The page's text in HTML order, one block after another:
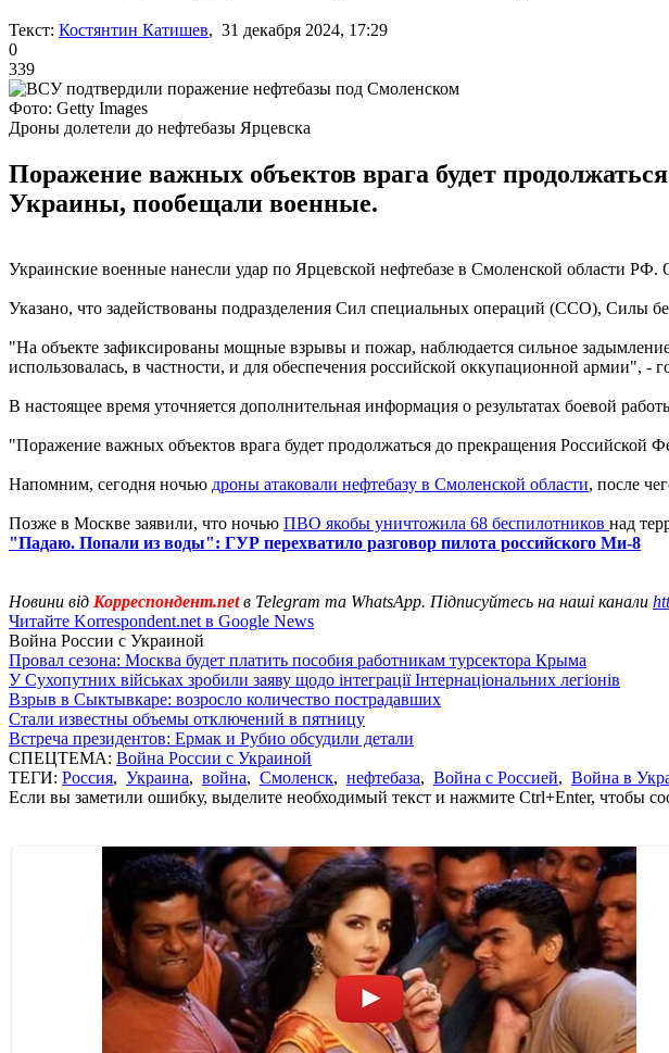
Текст: Костянтин Катишев, 31 декабря 2024, 17:29
0
339
Фото: Getty Images
Дроны долетели до нефтебазы Ярцевска
Поражение важных объектов врага будет
Украины, пообещали военные.
Украинские военные нанесли удар по Ярцевской нефтебазе в Смоленской области РФ.
Указано, что задействованы подразделения Сил специальных операций (ССО), Силы
"На объекте зафиксированы мощные взрывы и пожар, наблюдается сильное
использовалась, в частности, и для обеспечения российской оккупационной армии", -
В настоящее время уточняется дополнительная информация о результатах боевой
"Поражение важных объектов врага будет продолжаться до прекращения
Напомним, сегодня ночью дроны атаковали нефтебазу в Смоленской области, после
Позже в Москве заявили, что ночью ПВО якобы уничтожила 68 беспилотников над
"Падаю. Попали из воды": ГУР перехватило разговор пилота российского Ми-8
Новини від Корреспондент.netв Telegram та WhatsApp. Підписуйтесь на наші канали
Читайте Korrespondent.net в Google News
Война России с Украиной
Провал сезона: Москва будет платить пособия работникам турсектора Крыма
У Сухопутних військах зробили заяву щодо інтеграції Інтернаціональних легіонів
Взрыв в Сыктывкаре: возросло количество пострадавших
Стали известны объемы отключений в пятницу
Встреча президентов: Ермак и Рубио обсудили детали
СПЕЦТЕМА: Война России с Украиной
ТЕГИ: Россия, Украина, война, Смоленск, нефтебаза, Война с Россией, Война в
Если вы заметили ошибку, выделите необходимый текст и нажмите Ctrl+Enter, чтобы